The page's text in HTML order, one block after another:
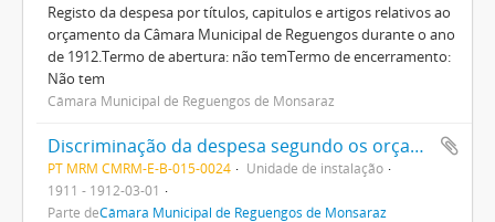
Registo da despesa por títulos, capitulos e artigos relativos ao
orçamento da Câmara Municipal de Reguengos durante o ano
de 1912.Termo de abertura: não temTermo de encerramento:
Não tem
Câmara Municipal de Reguengos de Monsaraz
Discriminação da despesa segundo os orçamentos
PT MRM CMRM-E-B-015-0024
Unidade de instalação
1911 - 1912-03-01
Parte deCâmara Municipal de Reguengos de Monsaraz